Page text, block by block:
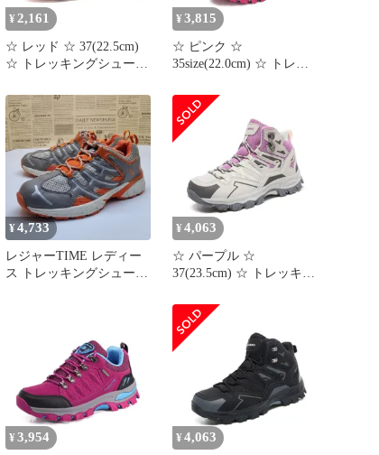
オシャレ
¥ 2,161
☆ レッド ☆ 37(22.5cm)
☆ トレッキングシューズ
ングシューズ 軽量 アウ
トドア アウトドアシュー
ズ スポーツシューズ ト
レッキングシューズ ウォ
ーキングシューズ スニー
カー シューズ 軽い 滑り
止め すべり止め 通気性
¥ 3,815
☆ ピンク ☆
35size(22.0cm) ☆ トレッ
グシューズ トレッキング
シューズ レディース ス
ニーカー シューズ 登山
靴 ハイキング アウトド
ア 登山 ハイキングシュ
ーズ トレッキング 運動
靴 キャンプ カジュアル
オシャレ
¥4,733
レジャーTIME レディー
ス トレッキングシューズ
¥ 4,063
☆ パープル ☆
37(23.5cm) ☆ トレッキン
ィース トレッキングシュ
ーズ 登山靴 レディース
ハイキングシューズ 登山
ブーツ スニーカー ひも
靴 紐靴 レディースシュ
ーズ シューズ くつ 靴 ト
レッキング ハイキング
¥ 3,954 ¥ 4,063